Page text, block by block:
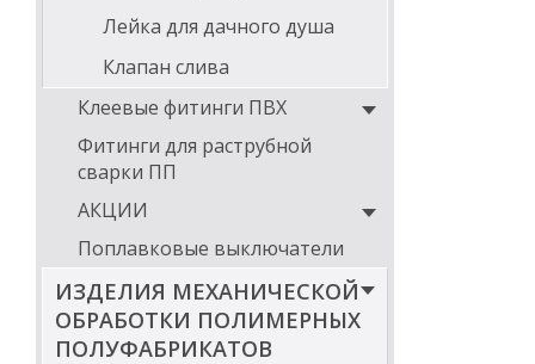
Лейка для дачного душа
Клапан слива
Клеевые фитинги ПВХ
Фитинги для раструбной
сварки ПП
АКЦИИ
Поплавковые выключатели
ИЗДЕЛИЯ МЕХАНИЧЕСКОЙ
ОБРАБОТКИ ПОЛИМЕРНЫХ
ПОЛУФАБРИКАТОВ